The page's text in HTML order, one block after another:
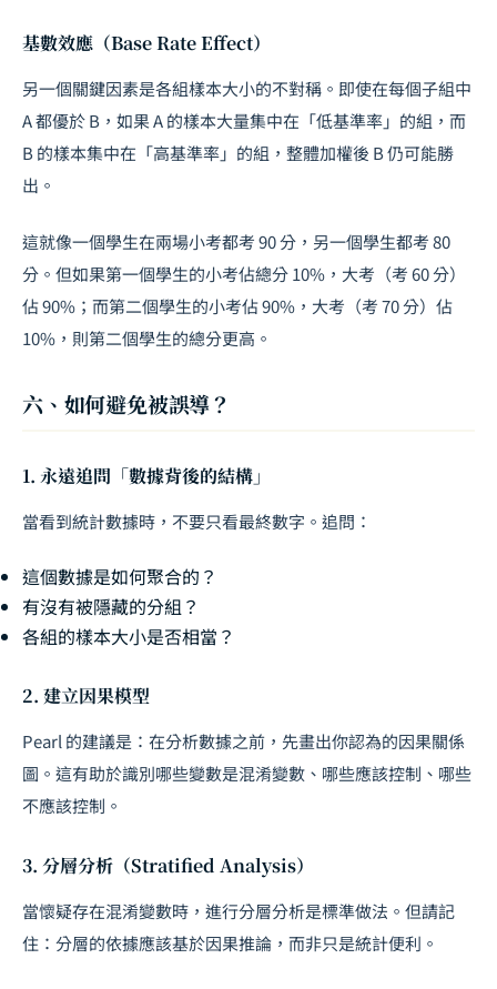
基數效應（Base Rate Effect）
另一個關鍵因素是各組樣本大小的不對稱。即使在每個子組中
A 都優於 B，如果 A 的樣本大量集中在「低基準率」的組，而
B 的樣本集中在「高基準率」的組，整體加權後 B 仍可能勝
出。
這就像一個學生在兩場小考都考 90 分，另一個學生都考 80
分。但如果第一個學生的小考佔總分 10%，大考（考 60 分）
佔 90%；而第二個學生的小考佔 90%，大考（考 70 分）佔
10%，則第二個學生的總分更高。
六、如何避免被誤導？
1. 永遠追問「數據背後的結構」
當看到統計數據時，不要只看最終數字。追問：
這個數據是如何聚合的？
有沒有被隱藏的分組？
各組的樣本大小是否相當？
2. 建立因果模型
Pearl 的建議是：在分析數據之前，先畫出你認為的因果關係
圖。這有助於識別哪些變數是混淆變數、哪些應該控制、哪些
不應該控制。
3. 分層分析（Stratified Analysis）
當懷疑存在混淆變數時，進行分層分析是標準做法。但請記
住：分層的依據應該基於因果推論，而非只是統計便利。